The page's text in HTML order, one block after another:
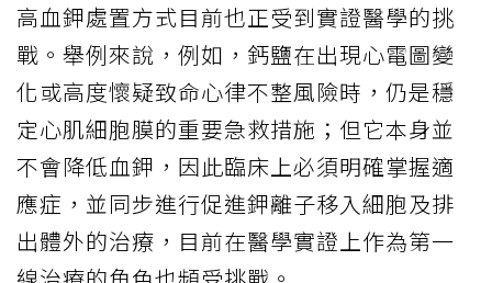
高血鉀處置方式目前也正受到實證醫學的挑
戰。舉例來說，例如，鈣鹽在出現心電圖變
化或高度懷疑致命心律不整風險時，仍是穩
定心肌細胞膜的重要急救措施；但它本身並
不會降低血鉀，因此臨床上必須明確掌握適
應症，並同步進行促進鉀離子移入細胞及排
出體外的治療，目前在醫學實證上作為第一